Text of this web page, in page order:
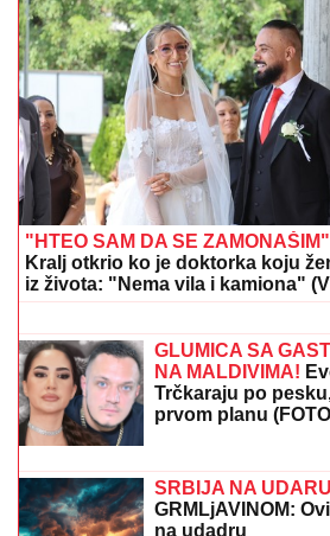
JOKIĆ GLEDA U NEVERICI:
zapanjeni, šta to radi Denver?
"ZLO ĆE SE
DOBRO"Dea
objavom,
"Kad god vidiš zlo,
U SRBIJI
Najveći u
zatvoren deo puta
(VIDEO)